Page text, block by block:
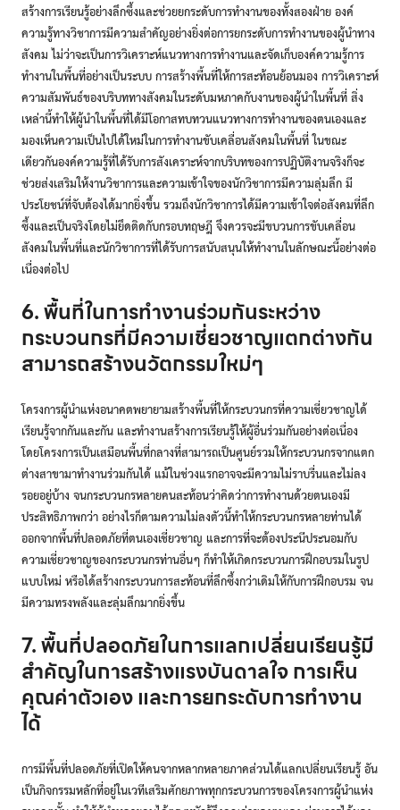
สร้างการเรียนรู้อย่างลึกซึ้งและช่วยยกระดับการทำงานของทั้งสองฝ่าย องค์
ความรู้ทางวิชาการมีความสำคัญอย่างยิ่งต่อการยกระดับการทำงานของผู้นำทาง
สังคม ไม่ว่าจะเป็นการวิเคราะห์แนวทางการทำงานและจัดเก็บองค์ความรู้การ
ทำงานในพื้นที่อย่างเป็นระบบ การสร้างพื้นที่ให้การสะท้อนย้อนมอง การวิเคราะห์
ความสัมพันธ์ของบริบททางสังคมในระดับมหภาคกับงานของผู้นำในพื้นที่ สิ่ง
เหล่านี้ทำให้ผู้นำในพื้นที่ได้มีโอกาสทบทวนแนวทางการทำงานของตนเองและ
มองเห็นความเป็นไปได้ใหม่ในการทำงานขับเคลื่อนสังคมในพื้นที่ ในขณะ
เดียวกันองค์ความรู้ที่ได้รับการสังเคราะห์จากบริบทของการปฏิบัติงานจริงก็จะ
ช่วยส่งเสริมให้งานวิชาการและความเข้าใจของนักวิชาการมีความลุ่มลึก มี
ประโยชน์ที่จับต้องได้มากยิ่งขึ้น รวมถึงนักวิชาการได้มีความเข้าใจต่อสังคมที่ลึก
ซึ้งและเป็นจริงโดยไม่ยึดติดกับกรอบทฤษฎี จึงควรจะมีขบวนการขับเคลื่อน
สังคมในพื้นที่และนักวิชาการที่ได้รับการสนับสนุนให้ทำงานในลักษณะนี้อย่างต่อ
เนื่องต่อไป
6. พื้นที่ในการทำงานร่วมกันระหว่าง
กระบวนกรที่มีความเชี่ยวชาญแตกต่างกัน
สามารถสร้างนวัตกรรมใหม่ๆ
โครงการผู้นำแห่งอนาคตพยายามสร้างพื้นที่ให้กระบวนกรที่ความเชี่ยวชาญได้
เรียนรู้จากกันและกัน และทำงานสร้างการเรียนรู้ให้ผู้อื่นร่วมกันอย่างต่อเนื่อง
โดยโครงการเป็นเสมือนพื้นที่กลางที่สามารถเป็นศูนย์รวมให้กระบวนกรจากแตก
ต่างสาขามาทำงานร่วมกันได้ แม้ในช่วงแรกอาจจะมีความไม่ราบรื่นและไม่ลง
รอยอยู่บ้าง จนกระบวนกรหลายคนสะท้อนว่าคิดว่าการทำงานด้วยตนเองมี
ประสิทธิภาพกว่า อย่างไรก็ตามความไม่ลงตัวนี้ทำให้กระบวนกรหลายท่านได้
ออกจากพื้นที่ปลอดภัยที่ตนเองเชี่ยวชาญ และการที่จะต้องประนีประนอมกับ
ความเชี่ยวชาญของกระบวนกรท่านอื่นๆ ก็ทำให้เกิดกระบวนการฝึกอบรมในรูป
แบบใหม่ หรือได้สร้างกระบวนการสะท้อนที่ลึกซึ้งกว่าเดิมให้กับการฝึกอบรม จน
มีความทรงพลังและลุ่มลึกมากยิ่งขึ้น
7. พื้นที่ปลอดภัยในการแลกเปลี่ยนเรียนรู้มี
สำคัญในการสร้างแรงบันดาลใจ การเห็น
คุณค่าตัวเอง และการยกระดับการทำงาน
ได้
การมีพื้นที่ปลอดภัยที่เปิดให้คนจากหลากหลายภาคส่วนได้แลกเปลี่ยนเรียนรู้ อัน
เป็นกิจกรรมหลักที่อยู่ในเวทีเสริมศักยภาพทุกกระบวนการของโครงการผู้นำแห่ง